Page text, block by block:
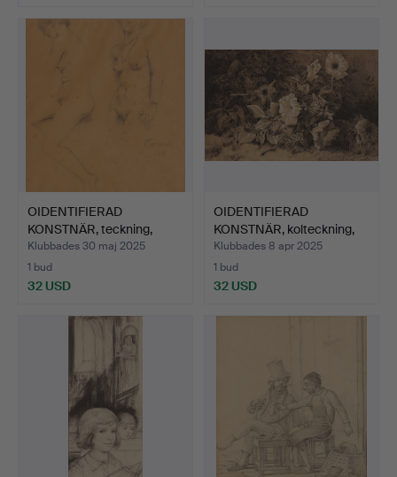
OIDENTIFIERAD
KONSTNÄR, teckning,
kvinnost…
Klubbades 30 maj 2025
1 bud
32 USD
OIDENTIFIERAD
KONSTNÄR, kolteckning,
signe…
Klubbades 8 apr 2025
1 bud
32 USD